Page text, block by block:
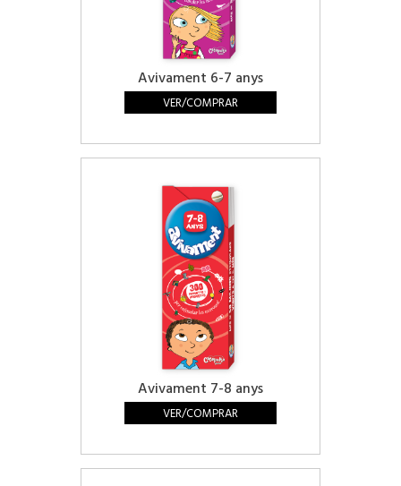
Avivament 6-7 anys
VER/COMPRAR
Avivament 7-8 anys
VER/COMPRAR